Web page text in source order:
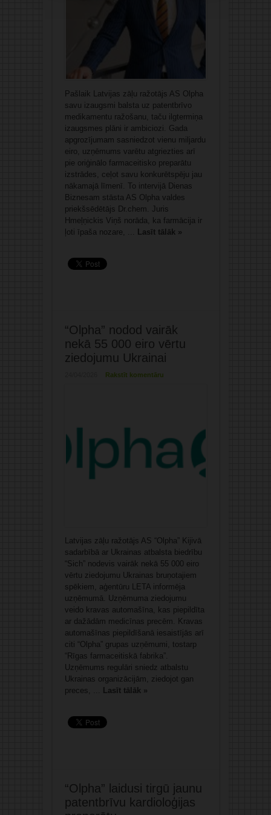
Pašlaik Latvijas zāļu ražotājs AS Olpha
savu izaugsmi balsta uz patentbrīvo
medikamentu ražošanu, taču ilgtermiņa
izaugsmes plāni ir ambiciozi. Gada
apgrozījumam sasniedzot vienu miljardu
eiro, uzņēmums varētu atgriezties arī
pie oriģinālo farmaceitisko preparātu
izstrādes, ceļot savu konkurētspēju jau
nākamajā līmenī. To intervijā Dienas
Biznesam stāsta AS Olpha valdes
priekšsēdētājs Dr.chem. Juris
Hmeļņickis Viņš norāda, ka farmācija ir
ļoti īpaša nozare, ... Lasīt tālāk »
“Olpha” nodod vairāk
nekā 55 000 eiro vērtu
ziedojumu Ukrainai
Rakstīt komentāru
Latvijas zāļu ražotājs AS “Olpha” Kijivā
sadarbībā ar Ukrainas atbalsta biedrību
“Sich” nodevis vairāk nekā 55 000 eiro
vērtu ziedojumu Ukrainas bruņotajiem
spēkiem, aģentūru LETA informēja
uzņēmumā. Uzņēmuma ziedojumu
veido kravas automašīna, kas piepildīta
ar dažādām medicīnas precēm. Kravas
automašīnas piepildīšanā iesaistījās arī
citi “Olpha” grupas uzņēmumi, tostarp
“Rīgas farmaceitiskā fabrika”.
Uzņēmums regulāri sniedz atbalstu
Ukrainas organizācijām, ziedojot gan
preces, ... Lasīt tālāk »
“Olpha” laidusi tirgū jaunu
patentbrīvu kardioloģijas